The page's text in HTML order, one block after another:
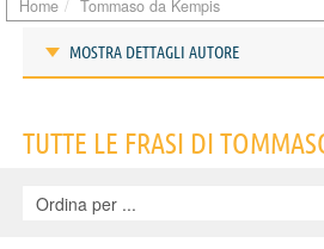
Home Tommaso da Kempis
MOSTRA DETTAGLI AUTORE
TUTTE LE FRASI DI